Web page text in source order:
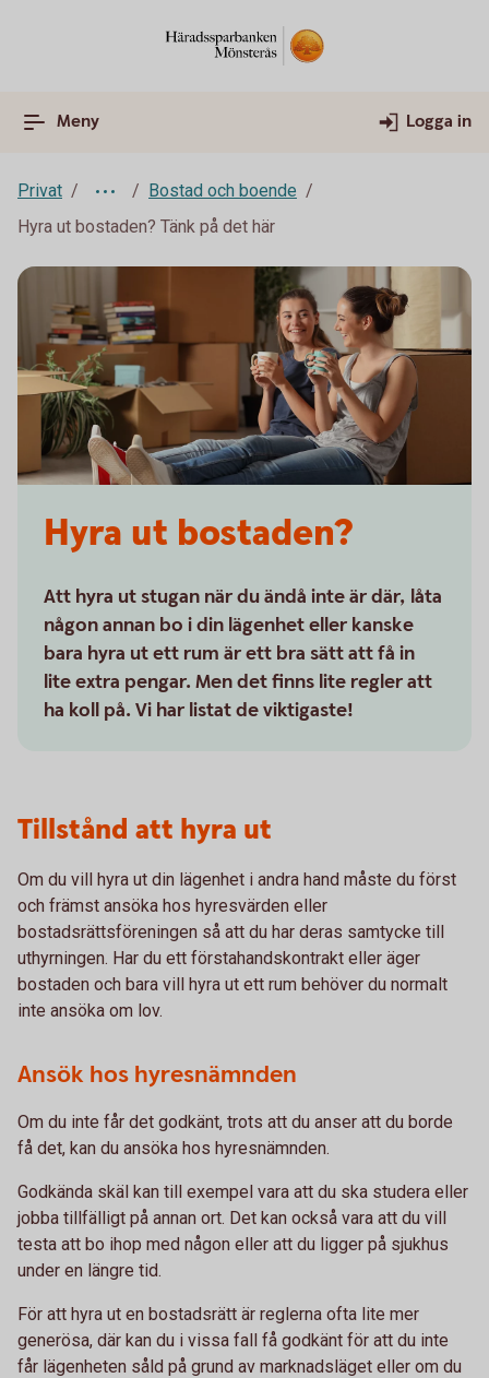
Meny Logga in
Privat
Bostad och boende
Hyra ut bostaden? Tänk på det här
Hyra ut bostaden?
Att hyra ut stugan när du ändå inte är där, låta
någon annan bo i din lägenhet eller kanske
bara hyra ut ett rum är ett bra sätt att få in
lite extra pengar. Men det finns lite regler att
ha koll på. Vi har listat de viktigaste!
Tillstånd att hyra ut
Om du vill hyra ut din lägenhet i andra hand måste du först
och främst ansöka hos hyresvärden eller
bostadsrättsföreningen så att du har deras samtycke till
uthyrningen. Har du ett förstahandskontrakt eller äger
bostaden och bara vill hyra ut ett rum behöver du normalt
inte ansöka om lov.
Ansök hos hyresnämnden
Om du inte får det godkänt, trots att du anser att du borde
få det, kan du ansöka hos hyresnämnden.
Godkända skäl kan till exempel vara att du ska studera eller
jobba tillfälligt på annan ort. Det kan också vara att du vill
testa att bo ihop med någon eller att du ligger på sjukhus
under en längre tid.
För att hyra ut en bostadsrätt är reglerna ofta lite mer
generösa, där kan du i vissa fall få godkänt för att du inte
får lägenheten såld på grund av marknadsläget eller om du